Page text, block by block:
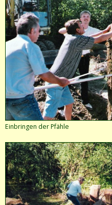
Einbringen der Pfähle